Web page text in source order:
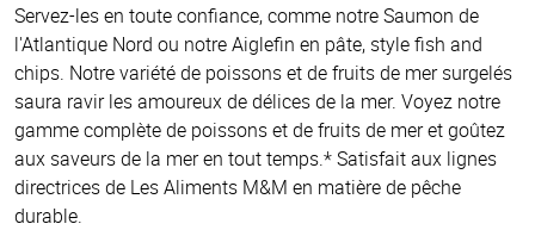
Servez-les en toute confiance, comme notre Saumon de
l'Atlantique Nord ou notre Aiglefin en pâte, style fish and
chips. Notre variété de poissons et de fruits de mer surgelés
saura ravir les amoureux de délices de la mer. Voyez notre
gamme complète de poissons et de fruits de mer et goûtez
aux saveurs de la mer en tout temps.* Satisfait aux lignes
directrices de Les Aliments M&M en matière de pêche
durable.